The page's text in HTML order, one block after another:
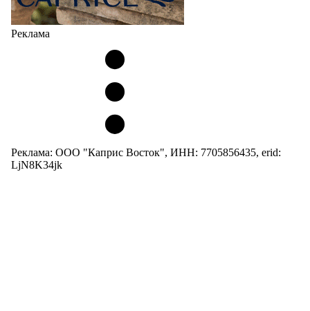
Реклама
Реклама: ООО "Каприс Восток", ИНН: 7705856435, erid:
LjN8K34jk